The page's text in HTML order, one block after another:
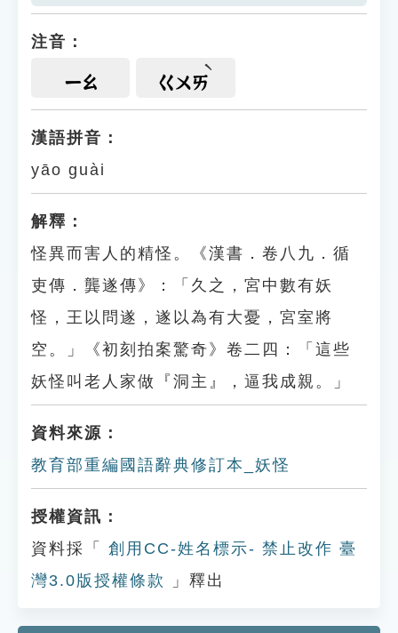
注音：
ㄧㄠ ㄍㄨㄞ
漢語拼音：
yāo guài
解釋：
怪異而害人的精怪。《漢書．卷八九．循
吏傳．龔遂傳》：「久之，宮中數有妖
怪，王以問遂，遂以為有大憂，宮室將
空。」《初刻拍案驚奇》卷二四：「這些
妖怪叫老人家做『洞主』，逼我成親。」
資料來源：
教育部重編國語辭典修訂本_妖怪
授權資訊：
資料採「
創用CC-姓名標示- 禁止改作 臺
灣3.0版授權條款
」釋出